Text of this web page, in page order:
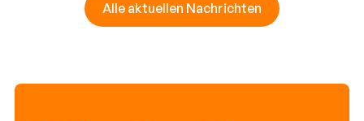
Alle aktuellen Nachrichten